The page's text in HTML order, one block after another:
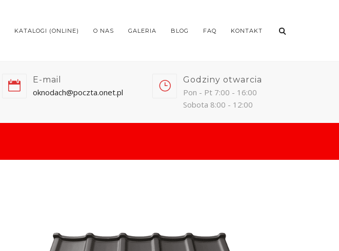
KATALOGI (ONLINE) O NAS GALERIA BLOG FAQ KONTAKT
E-mail
oknodach@poczta.onet.pl
Godziny otwarcia
Pon - Pt 7:00 - 16:00
Sobota 8:00 - 12:00